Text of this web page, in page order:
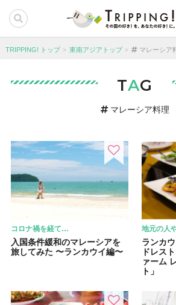
TRIPPING! トップ 東南アジアトップ マレーシア
TAG
マレーシア料理
コロナ禍を経て…
入国条件緩和のマレーシアを
旅してみた 〜ランカウイ編〜
地元の人
ランカ
ドレス
ァーム
ト」